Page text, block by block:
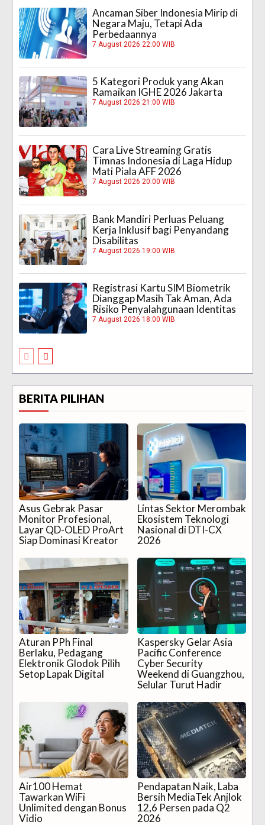
Ancaman Siber Indonesia Mirip di
Negara Maju, Tetapi Ada
Perbedaannya
7 August 2026 22:00 WIB
5 Kategori Produk yang Akan
Ramaikan IGHE 2026 Jakarta
7 August 2026 21:00 WIB
Cara Live Streaming Gratis
Timnas Indonesia di Laga Hidup
Mati Piala AFF 2026
7 August 2026 20:00 WIB
Bank Mandiri Perluas Peluang
Kerja Inklusif bagi Penyandang
Disabilitas
7 August 2026 19:00 WIB
Registrasi Kartu SIM Biometrik
Dianggap Masih Tak Aman, Ada
Risiko Penyalahgunaan Identitas
7 August 2026 18:00 WIB
BERITA PILIHAN
Asus Gebrak Pasar
Monitor Profesional,
Layar QD-OLED ProArt
Siap Dominasi Kreator
Lintas Sektor Merombak
Ekosistem Teknologi
Nasional di DTI-CX
2026
Aturan PPh Final
Berlaku, Pedagang
Elektronik Glodok Pilih
Setop Lapak Digital
Kaspersky Gelar Asia
Pacific Conference
Cyber Security
Weekend di Guangzhou,
Selular Turut Hadir
Air100 Hemat
Tawarkan WiFi
Unlimited dengan Bonus
Vidio
Pendapatan Naik, Laba
Bersih MediaTek Anjlok
12,6 Persen pada Q2
2026